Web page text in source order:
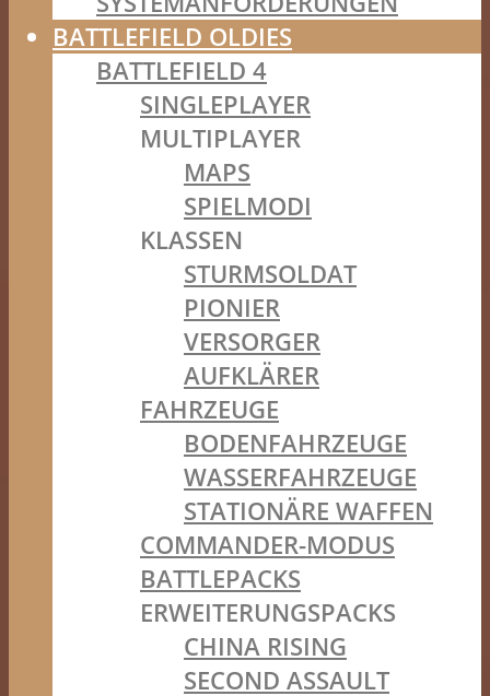
BATTLEFIELD OLDIES
BATTLEFIELD 4
SINGLEPLAYER
MULTIPLAYER
MAPS
SPIELMODI
KLASSEN
STURMSOLDAT
PIONIER
VERSORGER
AUFKLÄRER
FAHRZEUGE
BODENFAHRZEUGE
WASSERFAHRZEUGE
STATIONÄRE WAFFEN
COMMANDER-MODUS
BATTLEPACKS
ERWEITERUNGSPACKS
CHINA RISING
SECOND ASSAULT